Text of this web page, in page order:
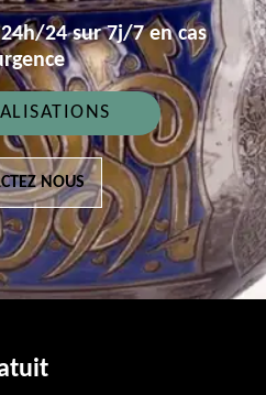
24 sur 7j/7 en cas
NOUS